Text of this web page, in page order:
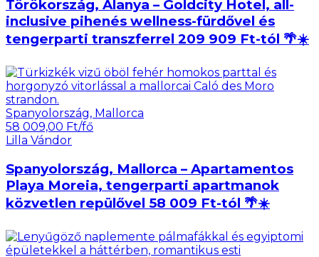
Törökország, Alanya – Goldcity Hotel, all-
inclusive pihenés wellness-fürdővel és
tengerparti transzferrel 209 909 Ft-tól 🌴☀️
Spanyolország, Mallorca
58 009,00 Ft/fő
Lilla Vándor
Spanyolország, Mallorca – Apartamentos
Playa Moreia, tengerparti apartmanok
közvetlen repülővel 58 009 Ft-tól 🌴☀️